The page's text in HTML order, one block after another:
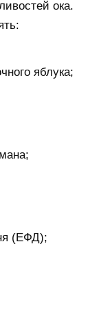
ока.
яблука;
(ЕФД);